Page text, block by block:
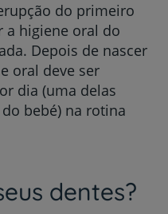
do primeiro
a higiene oral do
Depois de nascer
oral deve ser
dia (uma delas
bebé) na rotina
dentes?